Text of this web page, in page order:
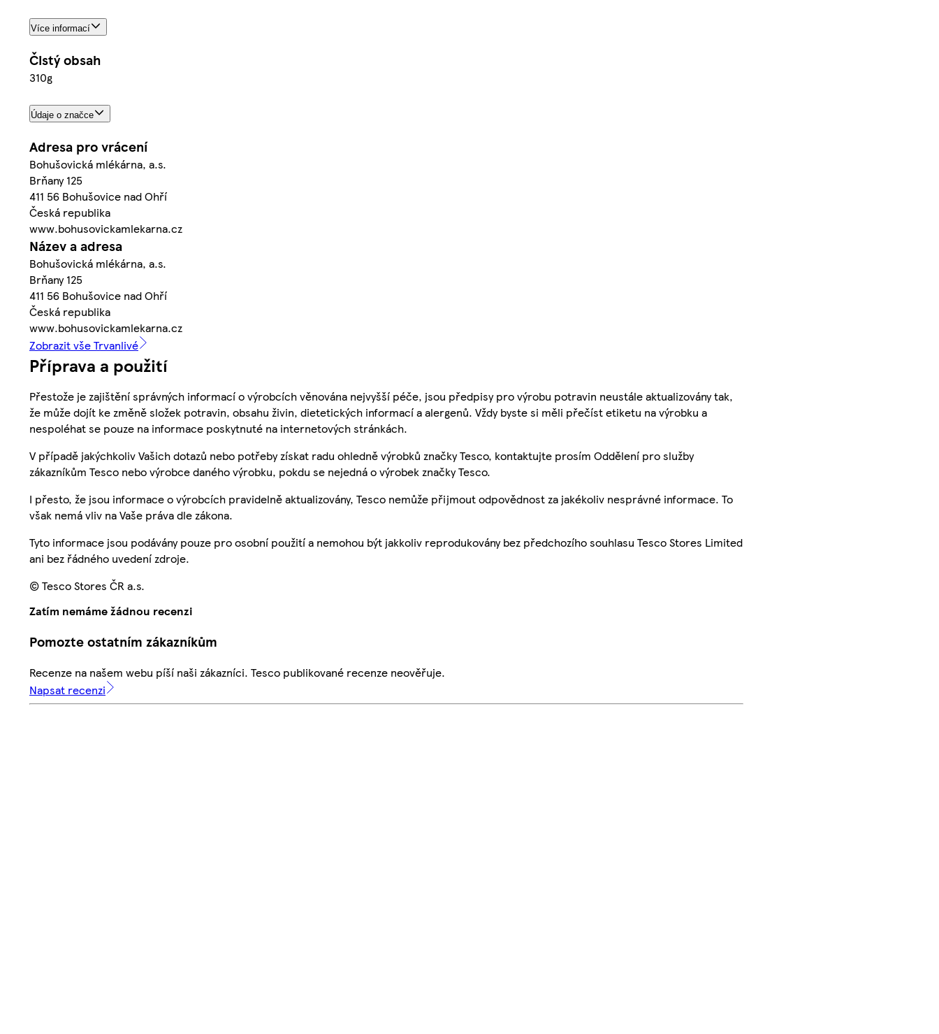
Více informací
Čistý obsah
310g
Údaje o značce
Adresa pro vrácení
Bohušovická mlékárna, a.s.
Brňany 125
411 56 Bohušovice nad Ohří
Česká republika
www.bohusovickamlekarna.cz
Název a adresa
Bohušovická mlékárna, a.s.
Brňany 125
411 56 Bohušovice nad Ohří
Česká republika
www.bohusovickamlekarna.cz
Zobrazit vše Trvanlivé
Příprava a použití
Přestože je zajištění správných informací o výrobcích věnována nejvyšší péče, jsou předpisy pro výrobu potravin neustále aktualizovány tak,
že může dojít ke změně složek potravin, obsahu živin, dietetických informací a alergenů. Vždy byste si měli přečíst etiketu na výrobku a
nespoléhat se pouze na informace poskytnuté na internetových stránkách.
V případě jakýchkoliv Vašich dotazů nebo potřeby získat radu ohledně výrobků značky Tesco, kontaktujte prosím Oddělení pro služby
zákazníkům Tesco nebo výrobce daného výrobku, pokdu se nejedná o výrobek značky Tesco.
I přesto, že jsou informace o výrobcích pravidelně aktualizovány, Tesco nemůže přijmout odpovědnost za jakékoliv nesprávné informace. To
však nemá vliv na Vaše práva dle zákona.
Tyto informace jsou podávány pouze pro osobní použití a nemohou být jakkoliv reprodukovány bez předchozího souhlasu Tesco Stores Limited
ani bez řádného uvedení zdroje.
© Tesco Stores ČR a.s.
Zatím nemáme žádnou recenzi
Pomozte ostatním zákazníkům
Recenze na našem webu píší naši zákazníci. Tesco publikované recenze neověřuje.
Napsat recenzi